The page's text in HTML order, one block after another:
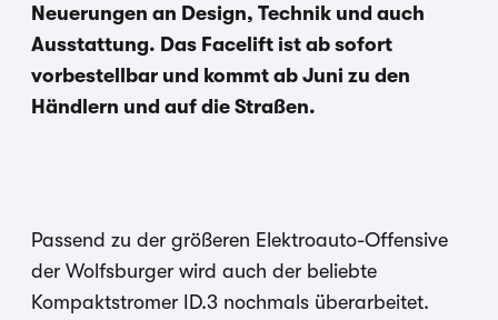
Neuerungen an Design, Technik und auch
Ausstattung. Das Facelift ist ab sofort
vorbestellbar und kommt ab Juni zu den
Händlern und auf die Straßen.
Passend zu der größeren Elektroauto-Offensive
der Wolfsburger wird auch der beliebte
Kompaktstromer ID.3 nochmals überarbeitet.